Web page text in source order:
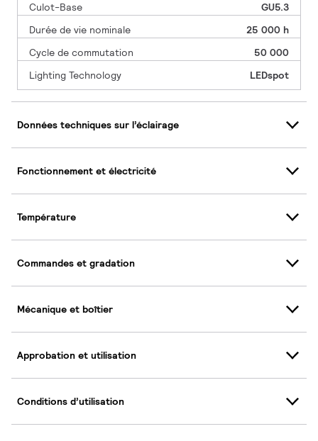
Culot-Base
GU5.3
Durée de vie nominale
25 000 h
Cycle de commutation
50 000
Lighting Technology
LEDspot
Données techniques sur l’éclairage
Fonctionnement et électricité
Température
Commandes et gradation
Mécanique et boîtier
Approbation et utilisation
Conditions d’utilisation